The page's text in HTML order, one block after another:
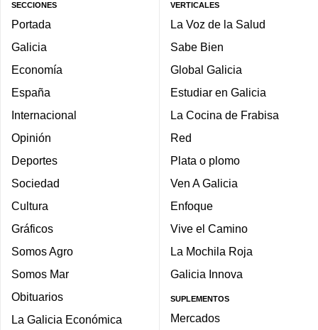
SECCIONES
Portada
Galicia
Economía
España
Internacional
Opinión
Deportes
Sociedad
Cultura
Gráficos
Somos Agro
Somos Mar
Obituarios
La Galicia Económica
VERTICALES
La Voz de la Salud
Sabe Bien
Global Galicia
Estudiar en Galicia
La Cocina de Frabisa
Red
Plata o plomo
Ven A Galicia
Enfoque
Vive el Camino
La Mochila Roja
Galicia Innova
SUPLEMENTOS
Mercados